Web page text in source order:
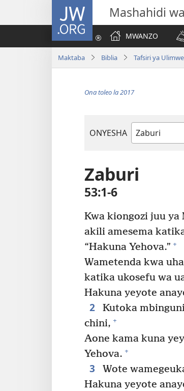
JW.ORG Mashahidi
MWANZO
Maktaba Biblia Tafsiri ya
Ona toleo la 2017
ONYESHA
Kitabu
Biblia
Zaburi
53:1-6
Kwa kiongozi juu ya
akili amesema
“Hakuna Yehova.” +
Wametenda kwa
katika ukosefu wa
Hakuna yeyote
2
Kutoka
chini, +
Aone kama kuna
Yehova. +
3 Wote
Hakuna yeyote